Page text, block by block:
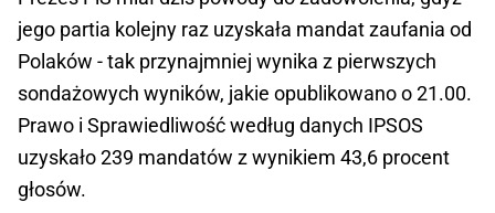
jego partia kolejny raz uzyskała mandat zaufania od
Polaków - tak przynajmniej wynika z pierwszych
sondażowych wyników, jakie opublikowano o 21.00.
Prawo i Sprawiedliwość według danych IPSOS
uzyskało 239 mandatów z wynikiem 43,6 procent
głosów.